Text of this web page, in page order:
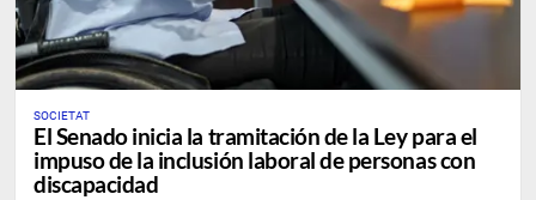
SOCIETAT
El Senado inicia la tramitación de la Ley para el
impuso de la inclusión laboral de personas con
discapacidad